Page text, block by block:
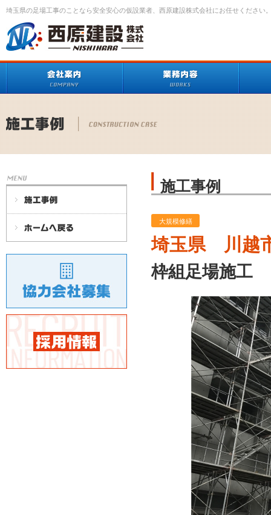
埼玉県の足場工事のことなら安全安心の仮設業者、西原建設株式会社にお任せください
施工事例
大規模修繕
埼玉県 川越
枠組足場施工